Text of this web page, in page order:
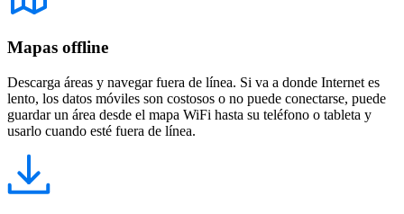
Mapas offline
Descarga áreas y navegar fuera de línea. Si va a donde Internet es
lento, los datos móviles son costosos o no puede conectarse, puede
guardar un área desde el mapa WiFi hasta su teléfono o tableta y
usarlo cuando esté fuera de línea.